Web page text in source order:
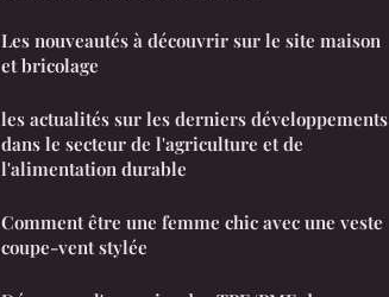
Les nouveautés à découvrir sur le site maison
et bricolage
les actualités sur les derniers développements
dans le secteur de l'agriculture et de
l'alimentation durable
Comment être une femme chic avec une veste
coupe-vent stylée